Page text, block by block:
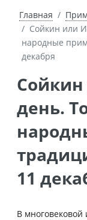
Главная
Сойкин или
народные
декабря
Сойкин или Иринархов
день.
11
В многовековой